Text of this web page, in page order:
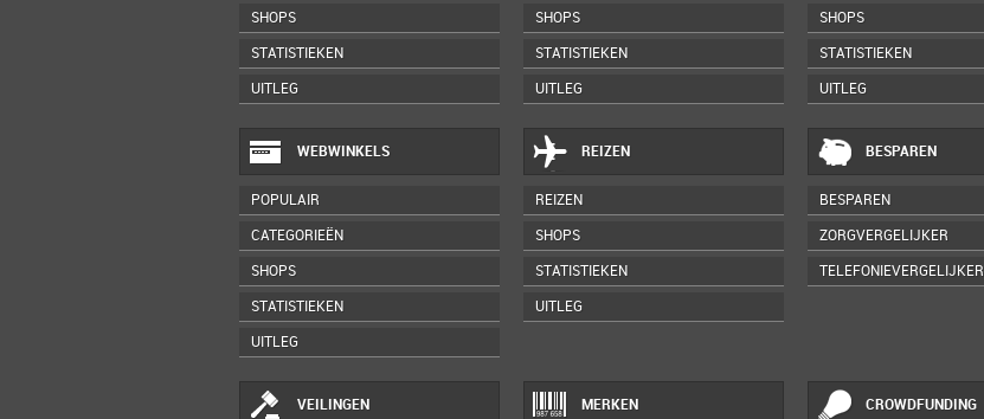
SHOPS
STATISTIEKEN
UITLEG
SHOPS
STATISTIEKEN
UITLEG
SHOPS
STATISTIEKEN
UITLEG
WEBWINKELS
POPULAIR
CATEGORIEËN
SHOPS
STATISTIEKEN
UITLEG
REIZEN
REIZEN
SHOPS
STATISTIEKEN
UITLEG
BESPAREN
BESPAREN
ZORGVERGELIJKER
TELEFONIEVERGELIJKER
VEILINGEN MERKEN CROWDFUNDING